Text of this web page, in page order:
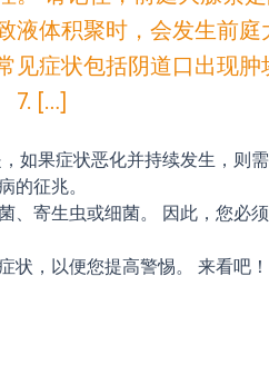
液体积聚时，会发生前
见症状包括阴道口出现
7. […]
如果症状恶化并持续发生，则
的征兆。
、寄生虫或细菌。 因此，您必
状，以便您提高警惕。 来看吧！